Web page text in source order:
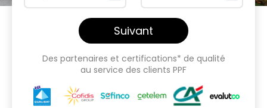
Suivant
Des partenaires et certifications* de qualité
au service des clients PPF